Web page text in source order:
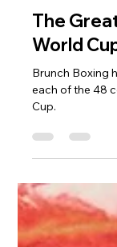
Matthew
Jun 13
The
World
Brunch Boxing
Cup.